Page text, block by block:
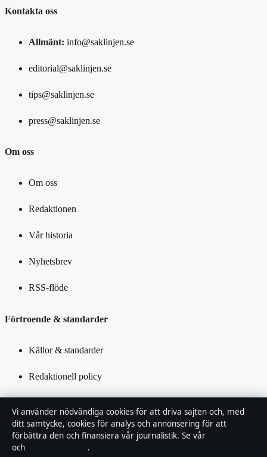
Kontakta oss
Allmänt: info@saklinjen.se
editorial@saklinjen.se
tips@saklinjen.se
press@saklinjen.se
Om oss
Om oss
Redaktionen
Vår historia
Nyhetsbrev
RSS-flöde
Förtroende & standarder
Källor & standarder
Redaktionell policy
Tillgänglighetsredogörelse
Vi använder nödvändiga cookies för att driva sajten och, med
ditt samtycke, cookies för analys och annonsering för att
förbättra den och finansiera vår journalistik. Se vår
och
.